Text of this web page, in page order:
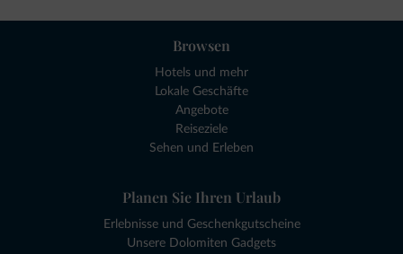
Browsen
Hotels und mehr
Lokale Geschäfte
Angebote
Reiseziele
Sehen und Erleben
Planen Sie Ihren Urlaub
Erlebnisse und Geschenkgutscheine
Unsere Dolomiten Gadgets